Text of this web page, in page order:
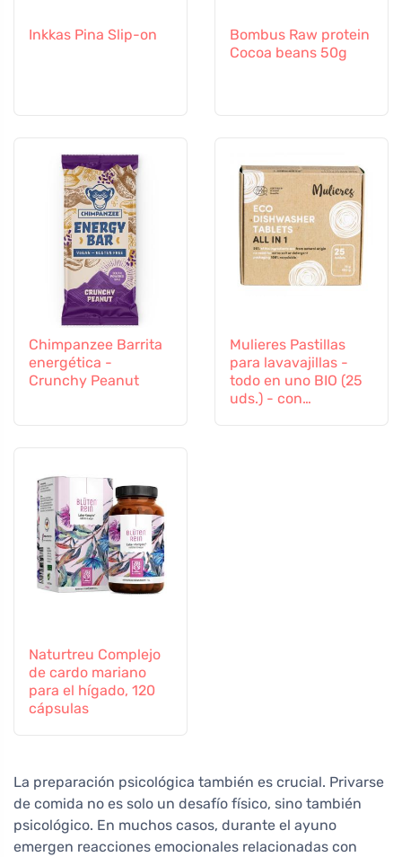
Inkkas Pina Slip-on
Bombus Raw protein
Cocoa beans 50g
Chimpanzee Barrita
energética -
Crunchy Peanut
Mulieres Pastillas
para lavavajillas -
todo en uno BIO (25
uds.) - con
Naturtreu Complejo
de cardo mariano
para el hígado, 120
cápsulas
La preparación psicológica también es crucial. Privarse
de comida no es solo un desafío físico, sino también
psicológico. En muchos casos, durante el ayuno
emergen reacciones emocionales relacionadas con